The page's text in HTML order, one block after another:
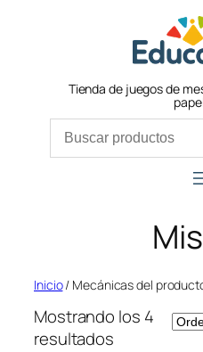
Tienda de juegos de
Inicio/ Mecánicas del
Mostrando los 4
resultados